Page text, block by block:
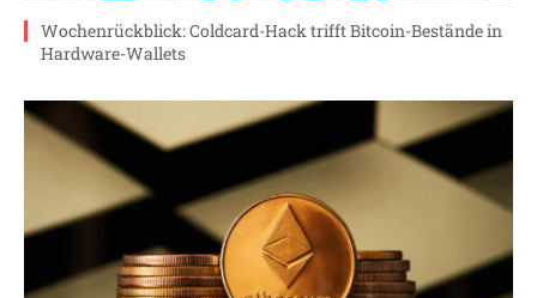
Wochenrückblick: Coldcard-Hack trifft Bitcoin-Bestände in
Hardware-Wallets